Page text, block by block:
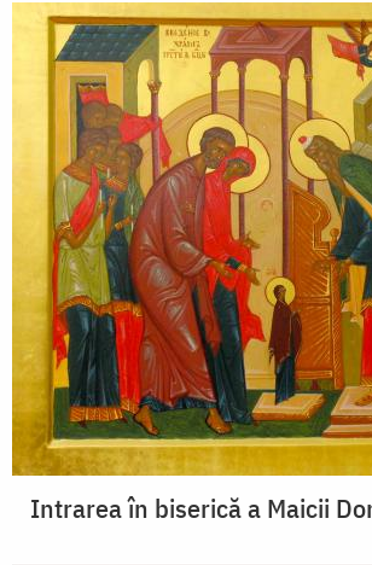
Intrarea în biserică a Maicii